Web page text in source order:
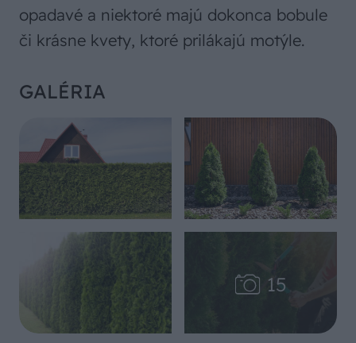
opadavé a niektoré majú dokonca bobule
či krásne kvety, ktoré prilákajú motýle.
GALÉRIA